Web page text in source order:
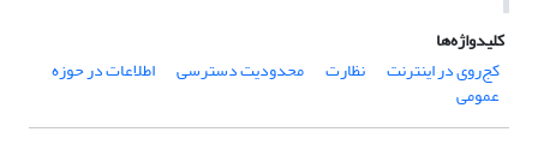
کلیدواژه‌ها
کج‌روی در اینترنت‏
نظارت محدودیت دسترسی اطلاعات در حوزه
عمومی